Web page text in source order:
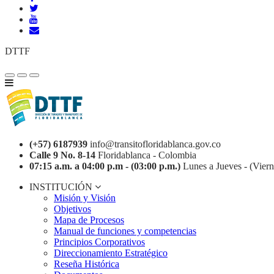
DTTF
(+57) 6187939 info@transitofloridablanca.gov.co
Calle 9 No. 8-14 Floridablanca - Colombia
07:15 a.m. a 04:00 p.m - (03:00 p.m.) Lunes a Jueves -
INSTITUCIÓN
Misión y Visión
Objetivos
Mapa de Procesos
Manual de funciones y competencias
Principios Corporativos
Direccionamiento Estratégico
Reseña Histórica